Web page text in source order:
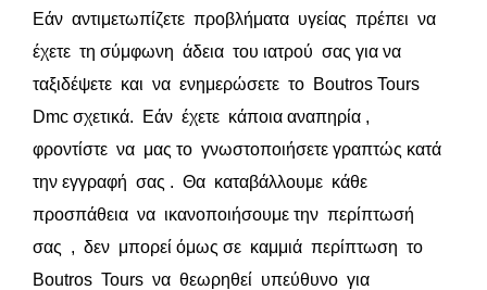
Εάν αντιμετωπίζετε προβλήματα υγείας πρέπει να
έχετε τη σύμφωνη άδεια του ιατρού σας για να
ταξιδέψετε και να ενημερώσετε το Βοutros Tours
Dmc σχετικά. Εάν έχετε κάποια αναπηρία ,
φροντίστε να μας το γνωστοποιήσετε γραπτώς κατά
την εγγραφή σας . Θα καταβάλλουμε κάθε
προσπάθεια να ικανοποιήσουμε την περίπτωσή
σας , δεν μπορεί όμως σε καμμιά περίπτωση το
Boutros Tours να θεωρηθεί υπεύθυνο για